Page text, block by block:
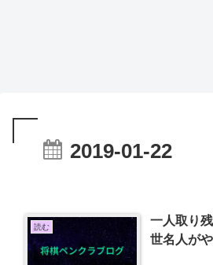
2019-01-22
読む
一人取り
世名人が